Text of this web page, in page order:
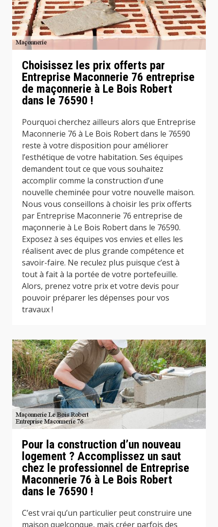
Choisissez les prix offerts par
Entreprise Maconnerie 76 entreprise
de maçonnerie à Le Bois Robert
dans le 76590 !
Pourquoi cherchez ailleurs alors que Entreprise
Maconnerie 76 à Le Bois Robert dans le 76590
reste à votre disposition pour améliorer
l’esthétique de votre habitation. Ses équipes
demandent tout ce que vous souhaitez
accomplir comme la construction d’une
nouvelle cheminée pour votre nouvelle maison.
Nous vous conseillons à choisir les prix offerts
par Entreprise Maconnerie 76 entreprise de
maçonnerie à Le Bois Robert dans le 76590.
Exposez à ses équipes vos envies et elles les
réalisent avec de plus grande compétence et
savoir-faire. Ne reculez plus puisque c’est à
tout à fait à la portée de votre portefeuille.
Alors, prenez votre prix et votre devis pour
pouvoir préparer les dépenses pour vos
travaux !
Pour la construction d’un nouveau
logement ? Accomplissez un saut
chez le professionnel de Entreprise
Maconnerie 76 à Le Bois Robert
dans le 76590 !
C’est vrai qu’un particulier peut construire une
maison quelconque, mais créer parfois des